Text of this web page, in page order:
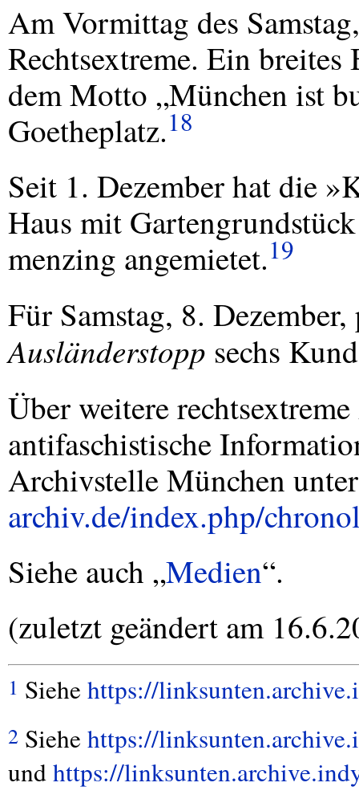
Am Vormittag des
Rechtsextreme. Ein
dem Motto „München ist
Goetheplatz.18
Seit 1. Dezember hat die
Haus mit
menzing angemietet.19
Für Samstag, 8.
Ausländerstopp sechs
Über weitere
antifaschistische
Archivstelle München
archiv.de/index.php/
Siehe auch „Medien“.
(zuletzt geändert am
1 Siehe https://
2 Siehe https://
undhttps://